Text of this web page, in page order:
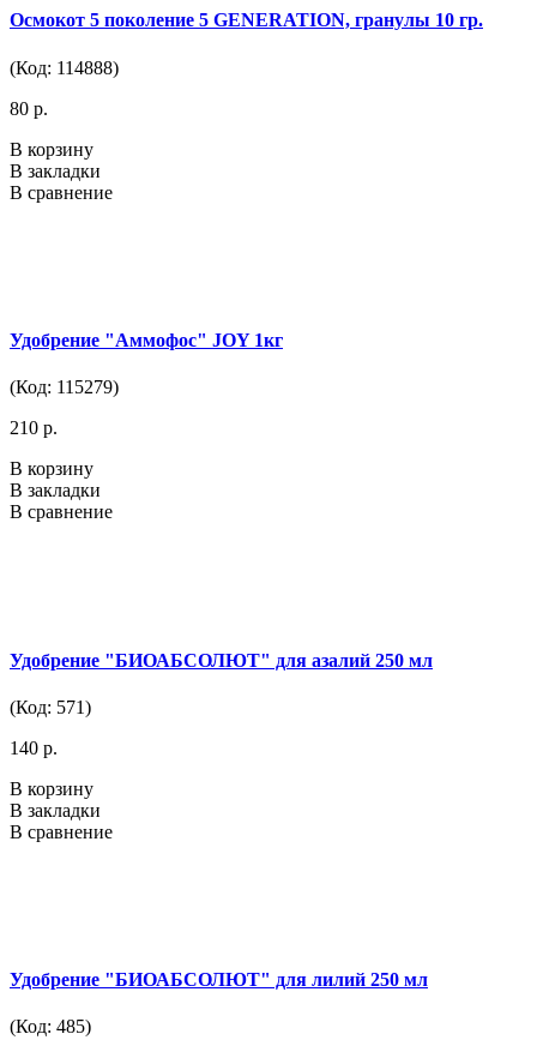
Осмокот 5 поколение 5 GENERATION, гранулы 10 гр.
(Код: 114888)
80 р.
В корзину
В закладки
В сравнение
Удобрение "Аммофос" JOY 1кг
(Код: 115279)
210 р.
В корзину
В закладки
В сравнение
Удобрение "БИОАБСОЛЮТ" для азалий 250 мл
(Код: 571)
140 р.
В корзину
В закладки
В сравнение
Удобрение "БИОАБСОЛЮТ" для лилий 250 мл
(Код: 485)